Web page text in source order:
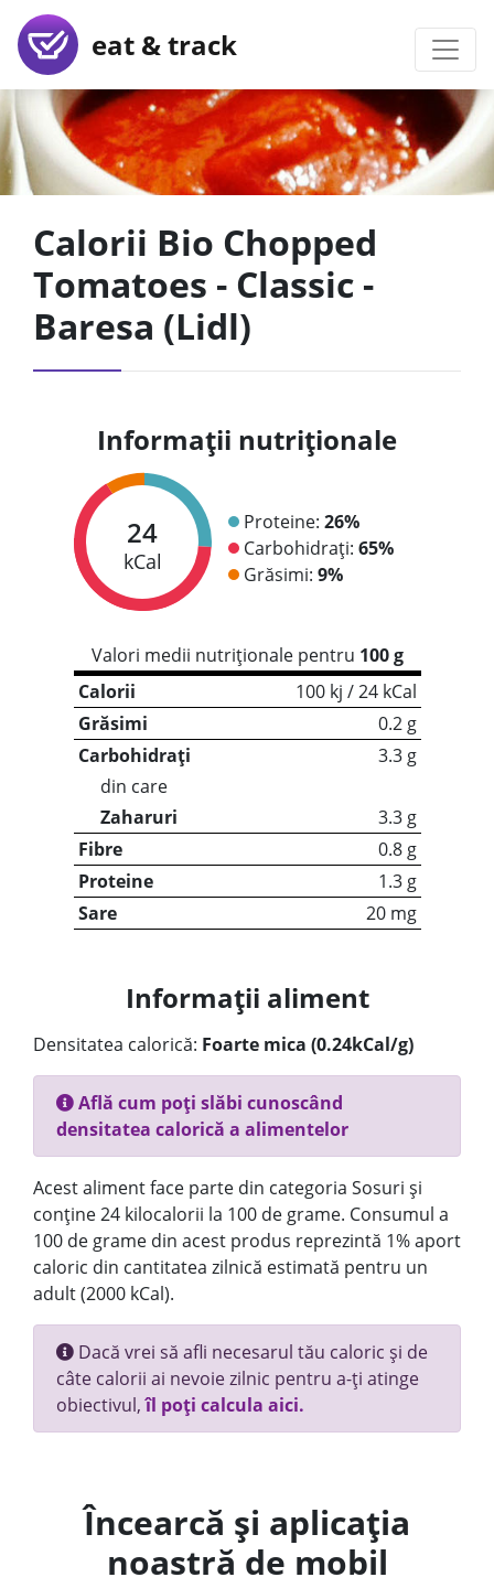
eat & track
Calorii Bio Chopped
Tomatoes - Classic -
Baresa (Lidl)
Informații nutriționale
24
kCal
Proteine: 26%
Carbohidrați: 65%
Grăsimi: 9%
Valori medii nutriționale pentru 100 g
Calorii
100 kj / 24 kCal
Grăsimi
0.2 g
Carbohidrați
3.3 g
din care
Zaharuri
3.3 g
Fibre
0.8 g
Proteine
1.3 g
Sare
20 mg
Informații aliment
Densitatea calorică: Foarte mica (0.24kCal/g)
Află cum poți slăbi cunoscând
densitatea calorică a alimentelor
Acest aliment face parte din categoria Sosuri și
conține 24 kilocalorii la 100 de grame. Consumul a
100 de grame din acest produs reprezintă 1% aport
caloric din cantitatea zilnică estimată pentru un
adult (2000 kCal).
Dacă vrei să afli necesarul tău caloric și de
câte calorii ai nevoie zilnic pentru a-ți atinge
obiectivul,îl poți calcula aici.
Încearcă și aplicația
noastră de mobil